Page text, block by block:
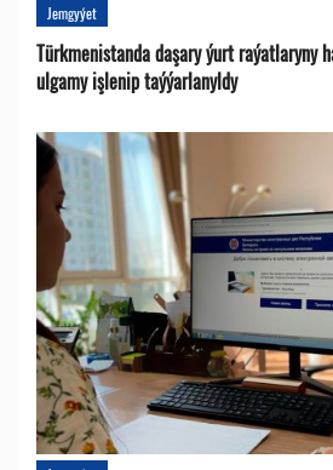
Jemgyýet
Türkmenistanda daşary ýurt raýatlaryny
ulgamy işlenip taýýarlanyldy